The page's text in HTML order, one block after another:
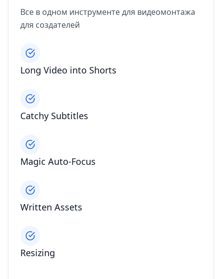
Все в одном инструменте для видеомонтажа
для создателей
Long Video into Shorts
Catchy Subtitles
Magic Auto-Focus
Written Assets
Resizing